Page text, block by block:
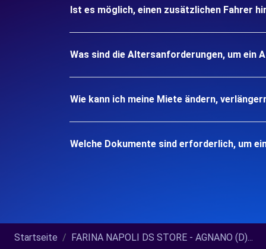
Ist es möglich, einen zusätzlichen Fahrer
Was sind die Altersanforderungen, um ein
Wie kann ich meine Miete ändern,
Welche Dokumente sind erforderlich, um
Startseite FARINA NAPOLI DS STORE - AGNANO (D)...